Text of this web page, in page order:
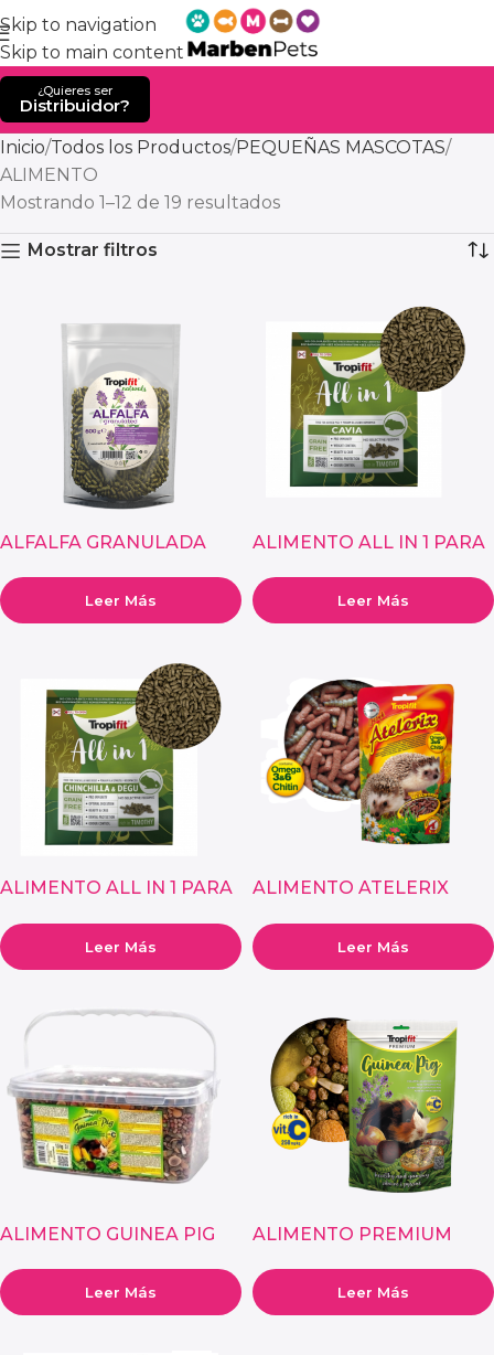
Skip to navigation
Skip to main content
¿Quieres ser
Distribuidor?
Inicio Todos los Productos PEQUEÑAS MASCOTAS
ALIMENTO
Mostrando 1–12 de 19 resultados
Mostrar filtros
ALFALFA GRANULADA
ROEDORESLeer Más
ALIMENTO ALL IN 1 PARA
Leer Más
ALIMENTO ALL IN 1 PARA
Leer Más
ALIMENTO ATELERIX
Leer Más
ALIMENTO GUINEA PIG
GRANDE
Leer Más
ALIMENTO PREMIUM
Leer Más